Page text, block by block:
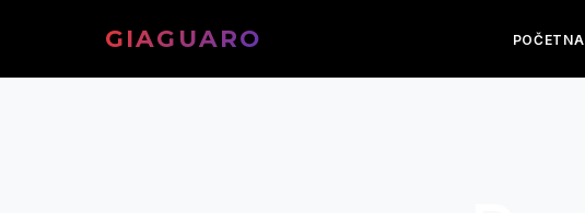
GIAGUARO POČETNA